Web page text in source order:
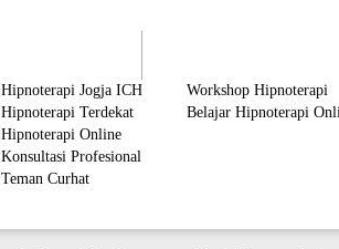
Hipnoterapi Jogja ICH
Hipnoterapi Terdekat
Hipnoterapi Online
Konsultasi Profesional
Teman Curhat
Workshop Hipnoterapi
Belajar Hipnoterapi